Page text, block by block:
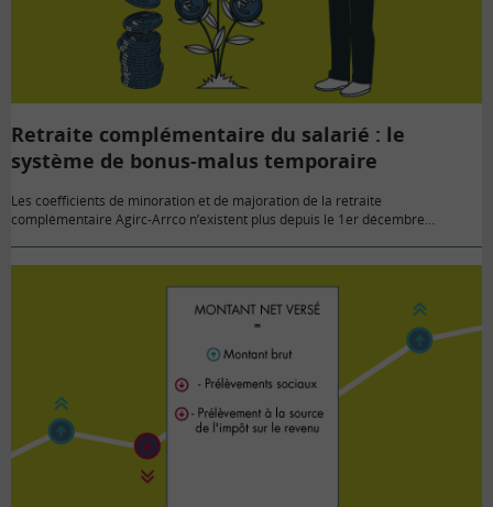
Retraite complémentaire du salarié : le
système de bonus-malus temporaire
Les coefficients de minoration et de majoration de la retraite
complémentaire Agirc-Arrco n’existent plus depuis le 1er décembre…